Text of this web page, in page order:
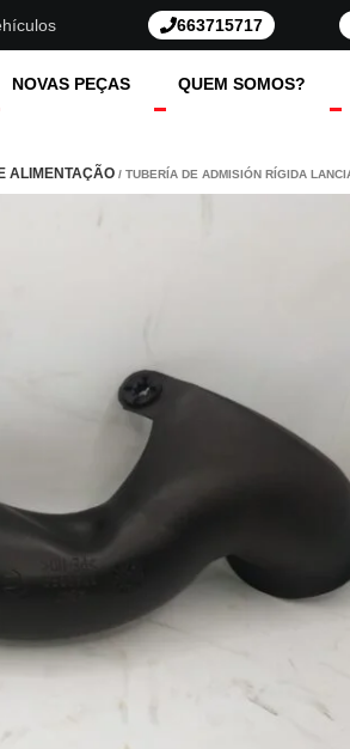
663715717
NOVAS PEÇAS QUEM SOMOS?
ALIMENTAÇÃO / TUBERÍA DE ADMISIÓN RÍGIDA